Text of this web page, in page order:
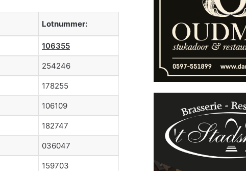
Lotnummer:
106355
254246
178255
106109
182747
036047
159703